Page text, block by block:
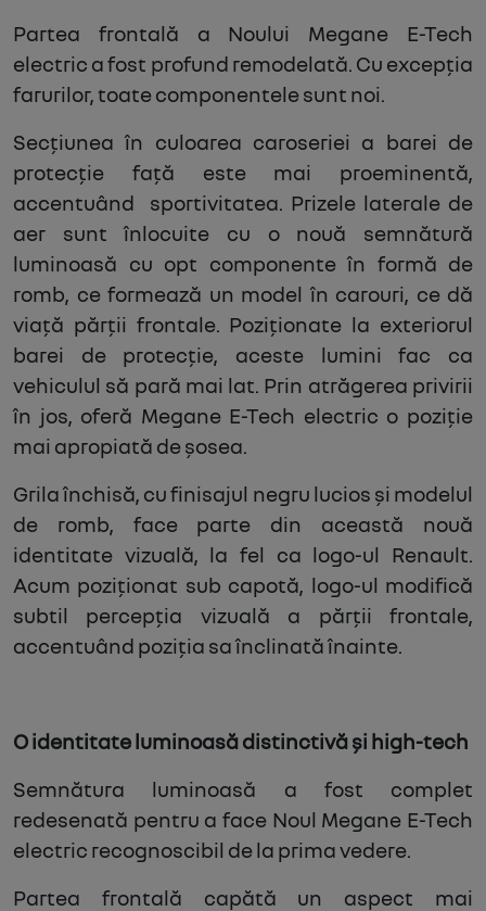
Partea frontală a Noului Megane E-Tech
electric a fost profund remodelată. Cu excepția
farurilor, toate componentele sunt noi.
Secțiunea în culoarea caroseriei a barei de
protecție față este mai proeminentă,
accentuând sportivitatea. Prizele laterale de
aer sunt înlocuite cu o nouă semnătură
luminoasă cu opt componente în formă de
romb, ce formează un model în carouri, ce dă
viață părții frontale. Poziționate la exteriorul
barei de protecție, aceste lumini fac ca
vehiculul să pară mai lat. Prin atrăgerea privirii
în jos, oferă Megane E-Tech electric o poziție
mai apropiată de șosea.
Grila închisă, cu finisajul negru lucios și modelul
de romb, face parte din această nouă
identitate vizuală, la fel ca logo-ul Renault.
Acum poziționat sub capotă, logo-ul modifică
subtil percepția vizuală a părții frontale,
accentuând poziția sa înclinată înainte.
O identitate luminoasă distinctivă și high-tech
Semnătura luminoasă a fost complet
redesenată pentru a face Noul Megane E-Tech
electric recognoscibil de la prima vedere.
Partea frontală capătă un aspect mai